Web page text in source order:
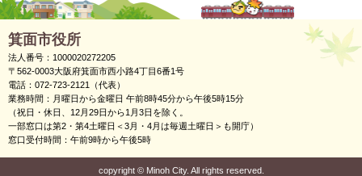
箕面市役所
法人番号：1000020272205
〒562-0003大阪府箕面市西小路4丁目6番1号
電話：072-723-2121（代表）
業務時間：月曜日から金曜日 午前8時45分から午後5時15分
（祝日・休日、12月29日から1月3日を除く。
一部窓口は第2・第4土曜日＜3月・4月は毎週土曜日＞も開庁）
窓口受付時間：午前9時から午後5時
copyright ©Minoh City. All rights reserved.